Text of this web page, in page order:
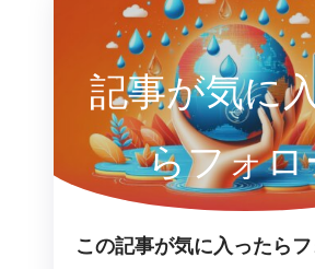
記事が気に
らフォロ
この記事が気に入ったら